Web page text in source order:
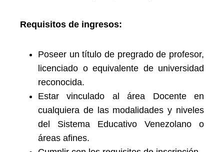
Requisitos de ingresos:
Poseer un título de pregrado de profesor,
licenciado o equivalente de universidad
reconocida.
Estar vinculado al área Docente en
cualquiera de las modalidades y niveles
del Sistema Educativo Venezolano o
áreas afines.